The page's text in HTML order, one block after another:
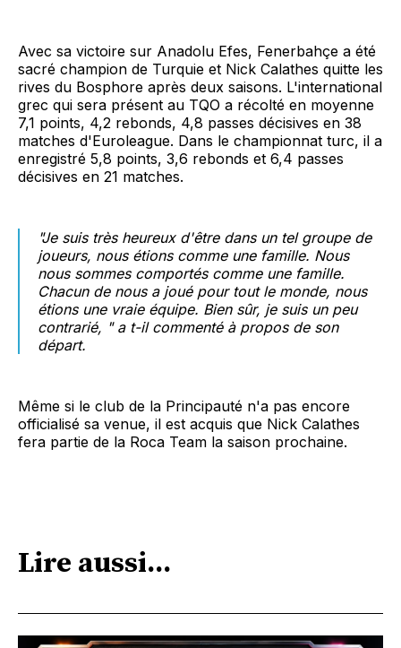
Avec sa victoire sur Anadolu Efes, Fenerbahçe a été
sacré champion de Turquie et Nick Calathes quitte les
rives du Bosphore après deux saisons. L'international
grec qui sera présent au TQO a récolté en moyenne
7,1 points, 4,2 rebonds, 4,8 passes décisives en 38
matches d'Euroleague. Dans le championnat turc, il a
enregistré 5,8 points, 3,6 rebonds et 6,4 passes
décisives en 21 matches.
"Je suis très heureux d'être dans un tel groupe de
joueurs, nous étions comme une famille. Nous
nous sommes comportés comme une famille.
Chacun de nous a joué pour tout le monde, nous
étions une vraie équipe. Bien sûr, je suis un peu
contrarié, "​a t-il commenté à propos de son
départ.
Même si le club de la Principauté n'a pas encore
officialisé sa venue, il est acquis que Nick Calathes
fera partie de la Roca Team la saison prochaine.
Lire aussi...